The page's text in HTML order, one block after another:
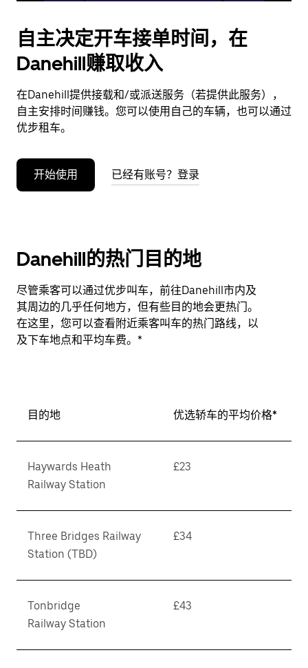
闭
日
历。
自主决定开车接单时间，在
Danehill赚取收入
在Danehill提供接载和/或派送服务（若提供此服务），
自主安排时间赚钱。您可以使用自己的车辆，也可以通过
优步租车。
开始使用 已经有账号？登录
Danehill的热门目的地
尽管乘客可以通过优步叫车，前往Danehill市内及
其周边的几乎任何地方，但有些目的地会更热门。
在这里，您可以查看附近乘客叫车的热门路线，以
及下车地点和平均车费。*
目的地 优选轿车的平均价格*
Haywards Heath
Railway Station
£23
Three Bridges Railway
Station (TBD)
£34
Tonbridge
Railway Station
£43